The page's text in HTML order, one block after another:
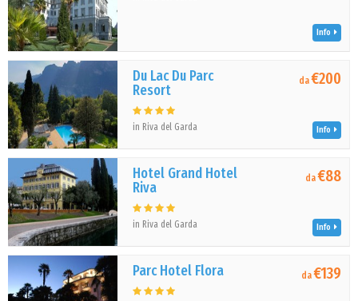
Info
Du Lac Du Parc
Resort
in Riva del Garda
da€200
Info
Hotel Grand Hotel
Riva
in Riva del Garda
da€88
Info
Parc Hotel Flora da€139